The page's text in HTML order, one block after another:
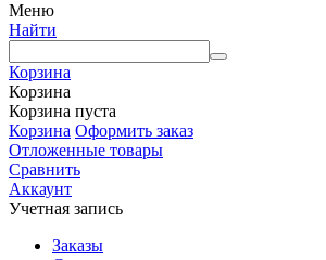
Меню
Найти
Корзина
Корзина
Корзина пуста
Корзина Оформить заказ
Отложенные товары
Сравнить
Аккаунт
Учетная запись
Заказы